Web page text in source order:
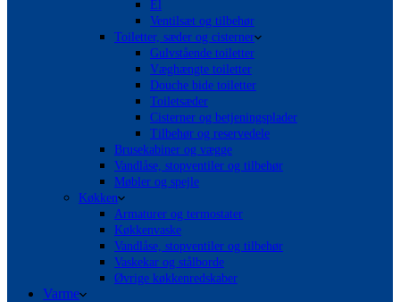
El
Ventilsæt og tilbehør
Toiletter, sæder og cisterner
Gulvstående toiletter
Væghængte toiletter
Douche bide toiletter
Toiletsæder
Cisterner og betjeningsplader
Tilbehør og reservedele
Brusekabiner og vægge
Vandlåse, stopventiler og tilbehør
Møbler og spejle
Køkken
Armaturer og termostater
Køkkenvaske
Vandlåse, stopventiler og tilbehør
Vaskekar og stålborde
Øvrige køkkenredskaber
Varme